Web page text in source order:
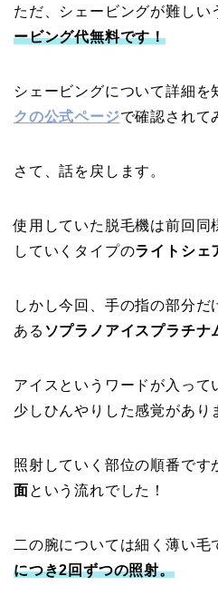
ただ、シェービングが難しい
ービング代無料です！
シェービングについて詳細を
クの公式ページで確認されて
さて、話を戻します。
使用していた脱毛機は前回同
していくタイプのライトシェ
しかし今回、手の指の部分
ある ソプラノアイスプラチナ
アイスというワードが入って
少しひんやりした感覚があり
照射していく部位の順番です
面という流れでした！
二の腕については細く薄い毛
につき2回ずつの照射。